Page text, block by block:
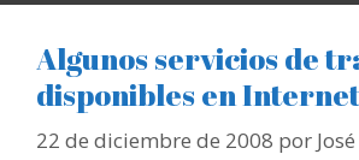
Algunos servicios de
disponibles en Internet
22 de diciembre de 2008 por